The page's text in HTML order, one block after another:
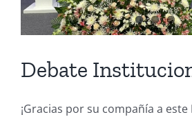
Debate
¡Gracias por su compañía a